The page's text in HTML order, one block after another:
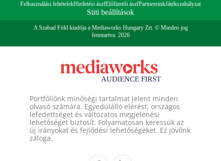
Felhasználási feltételekHirdetési ászfElőfizetői ászfPartnereinkJátékszabályzat
Süti beállítások
A Szabad Föld kiadója a Mediaworks Hungary Zrt. © Minden jog
fenntartva. 2026
Portfóliónk minőségi tartalmat jelent minden
olvasó számára. Egyedülálló elérést, országos
lefedettséget és változatos megjelenési
lehetőséget biztosít. Folyamatosan keressük az
új irányokat és fejlődési lehetőségeket. Ez jövőnk
záloga.